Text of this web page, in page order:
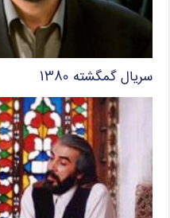
سریال گمگشته ۱۳۸۰